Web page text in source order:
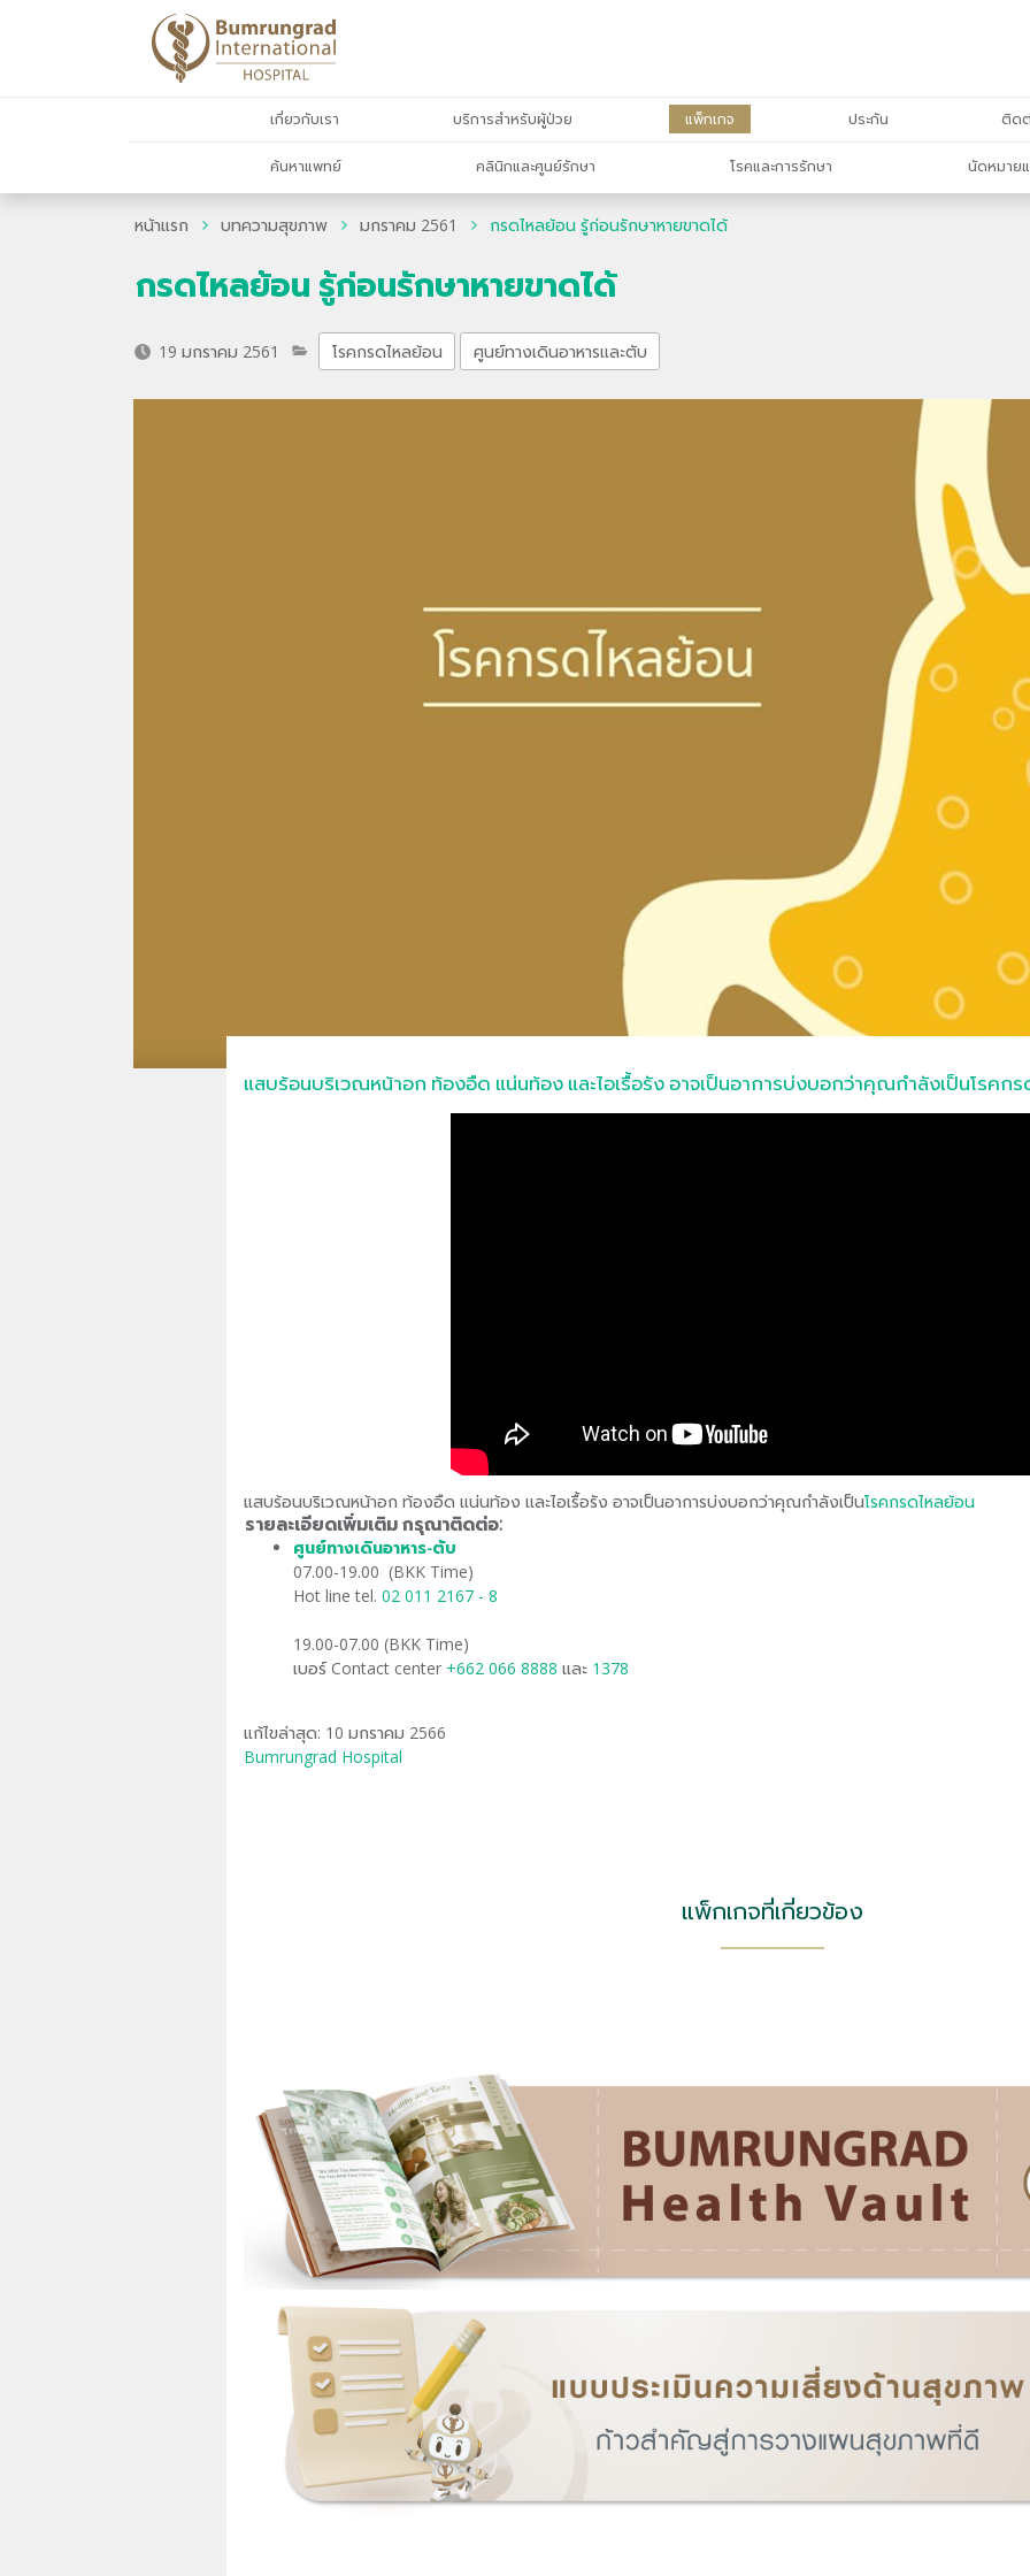
เกี่ยวกับเรา บริการสำหรับผู้ป่วย แพ็กเกจ ประกัน ติด
ค้นหาแพทย์ คลินิกและศูนย์รักษา โรคและการรักษา นัดหมาย
หน้าแรก บทความสุขภาพ มกราคม 2561 กรดไหลย้อน รู้ก่อนรักษาหายขาดได้
กรดไหลย้อน รู้ก่อนรักษาหายขาดได้
19 มกราคม 2561 โรคกรดไหลย้อน ศูนย์ทางเดินอาหารและตับ
แสบร้อนบริเวณหน้าอก ท้องอืด แน่นท้อง และไอเรื้อรัง อาจเป็นอาการบ่งบอกว่าคุณกำลังเป็นโรคก
แสบร้อนบริเวณหน้าอก ท้องอืด แน่นท้อง และไอเรื้อรัง อาจเป็นอาการบ่งบอกว่าคุณกำลังเป็นโรคกรดไหลย้อน
รายละเอียดเพิ่มเติม กรุณาติดต่อ:
ศูนย์ทางเดินอาหาร-ตับ
07.00-19.00 (BKK Time)
Hot line tel. 02 011 2167 - 8
19.00-07.00 (BKK Time)
เบอร์ Contact center +662 066 8888 และ 1378
แก้ไขล่าสุด: 10 มกราคม 2566
Bumrungrad Hospital
แพ็กเกจที่เกี่ยวข้อง